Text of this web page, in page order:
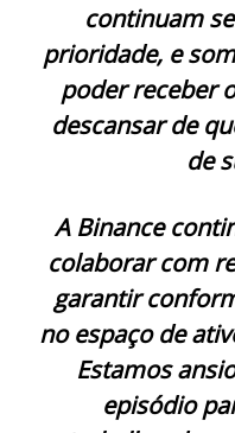
continuam
prioridade, e
poder receber
descansar de
de
A Binance
colaborar com
garantir
no espaço de
Estamos
episódio